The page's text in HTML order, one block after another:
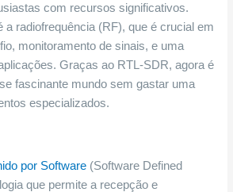
com recursos significativos.
a radiofrequência (RF), que é crucial em
monitoramento de sinais, e uma
Graças ao RTL-SDR, agora é
fascinante mundo sem gastar uma
especializados.
por Software (Software Defined
que permite a recepção e